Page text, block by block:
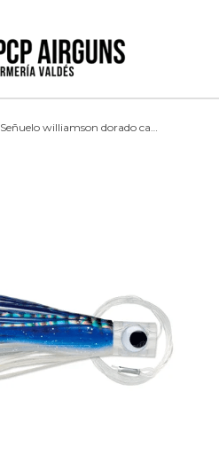
Señuelo williamson dorado catcher rigged 15cm azul/blanco